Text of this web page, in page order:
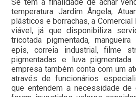
temperatura Jardim Ângela,
plásticos e borrachas, a
viável, já que disponibiliza
tricotada pigmentada,
epis, correia industrial, filme
pigmentadas e luva
empresa também conta com um
através de funcionários
que entendem a necessidade de